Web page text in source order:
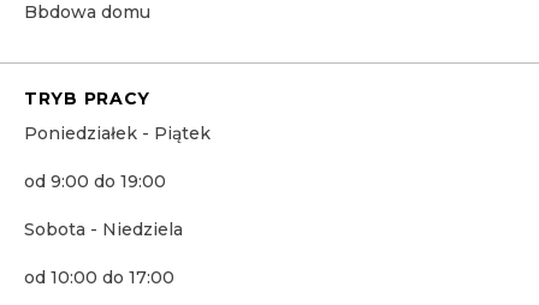
Bbdowa domu
TRYB PRACY
Poniedziałek - Piątek
od 9:00 do 19:00
Sobota - Niedziela
od 10:00 do 17:00